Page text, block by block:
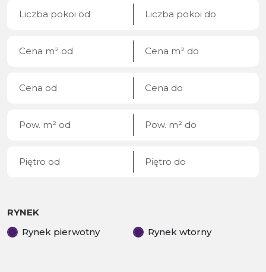
RYNEK
Rynek pierwotny
Rynek wtorny